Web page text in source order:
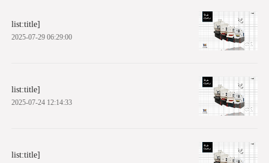
list:title]
2025-07-29 06:29:00
list:title]
2025-07-24 12:14:33
list:title]